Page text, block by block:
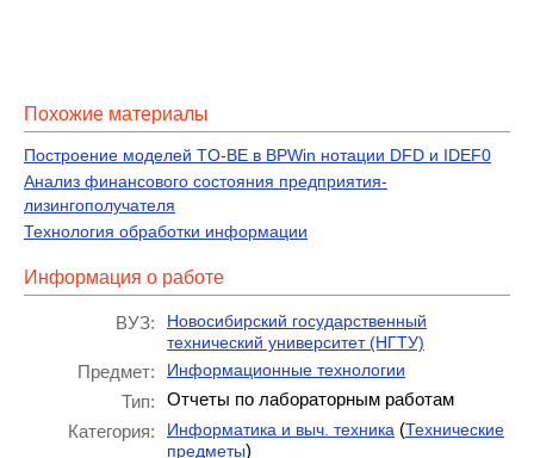
Похожие материалы
Построение моделей TO-BE в BPWin нотации DFD и IDEF0
Анализ финансового состояния предприятия-
лизингополучателя
Технология обработки информации
Информация о работе
ВУЗ:
Новосибирский государственный
технический университет (НГТУ)
Предмет: Информационные технологии
Тип:
Отчеты по лабораторным работам
Категория:
Информатика и выч. техника (Технические
предметы)